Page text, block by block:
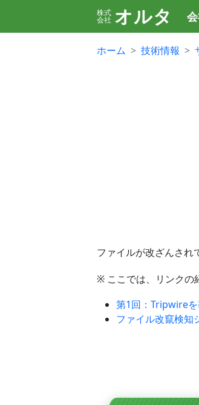
株式
会社 オルタ
ホーム 技術情報
ファイルが改ざんされ
※ ここでは、リンクの
第1回：Tripwireを
ファイル改竄検